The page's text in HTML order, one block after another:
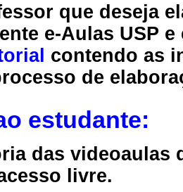
que deseja
e-Aulas USP
contendo as
de
estudante:
das videoaulas
livre.